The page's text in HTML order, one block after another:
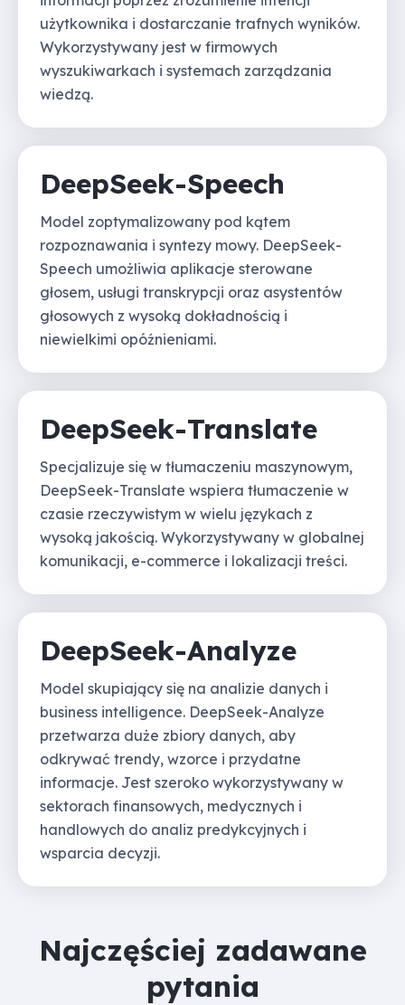
użytkownika i dostarczanie trafnych wyników.
Wykorzystywany jest w firmowych
wyszukiwarkach i systemach zarządzania
wiedzą.
DeepSeek-Speech
Model zoptymalizowany pod kątem
rozpoznawania i syntezy mowy. DeepSeek-
Speech umożliwia aplikacje sterowane
głosem, usługi transkrypcji oraz asystentów
głosowych z wysoką dokładnością i
niewielkimi opóźnieniami.
DeepSeek-Translate
Specjalizuje się w tłumaczeniu maszynowym,
DeepSeek-Translate wspiera tłumaczenie w
czasie rzeczywistym w wielu językach z
wysoką jakością. Wykorzystywany w globalnej
komunikacji, e-commerce i lokalizacji treści.
DeepSeek-Analyze
Model skupiający się na analizie danych i
business intelligence. DeepSeek-Analyze
przetwarza duże zbiory danych, aby
odkrywać trendy, wzorce i przydatne
informacje. Jest szeroko wykorzystywany w
sektorach finansowych, medycznych i
handlowych do analiz predykcyjnych i
wsparcia decyzji.
Najczęściej zadawane
pytania